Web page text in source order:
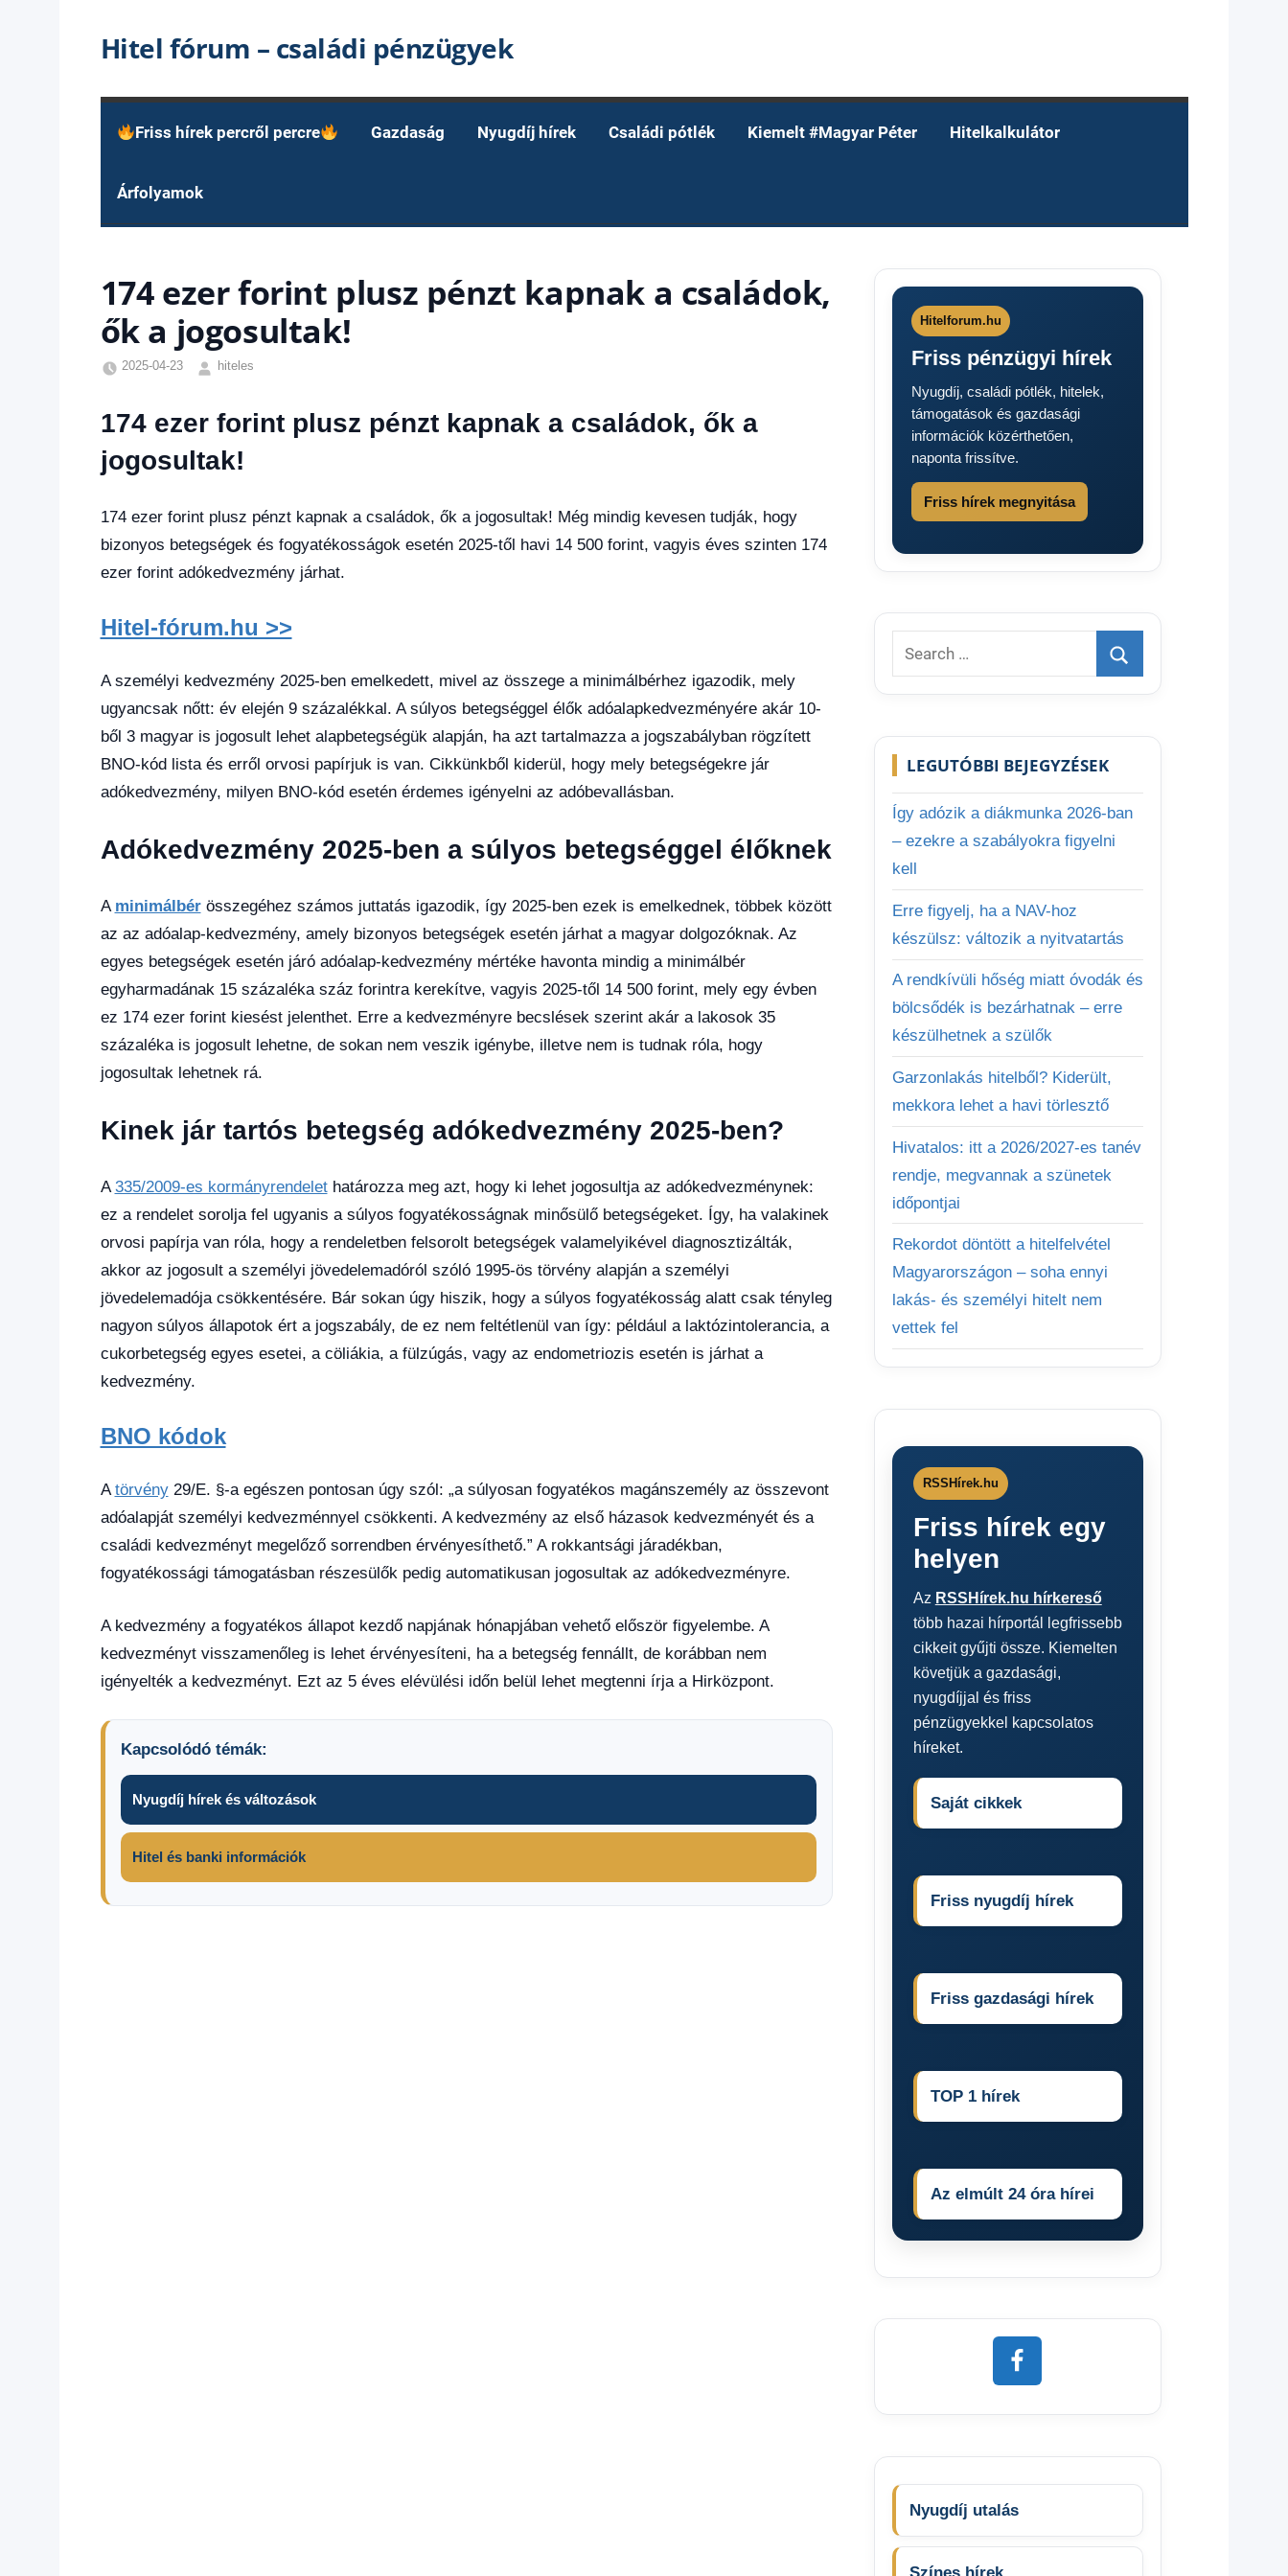
Hitel fórum – családi pénzügyek
Friss hírek percről percre Gazdaság Nyugdíj hírek Családi pótlék Kiemelt #Magyar Péter Hitelkalkulátor
Árfolyamok
174 ezer forint plusz pénzt kapnak a családok,
ők a jogosultak!
2025-04-23
hiteles
Hírek ,
174 ezer forint plusz pénzt kapnak a családok, ők a
jogosultak!
174 ezer forint plusz pénzt kapnak a családok, ők a jogosultak! Még mindig kevesen tudják, hogy
bizonyos betegségek és fogyatékosságok esetén 2025-től havi 14 500 forint, vagyis éves szinten 174
ezer forint adókedvezmény járhat.
Hitel-fórum.hu >>
A személyi kedvezmény 2025-ben emelkedett, mivel az összege a minimálbérhez igazodik, mely
ugyancsak nőtt: év elején 9 százalékkal. A súlyos betegséggel élők adóalapkedvezményére akár 10-
ből 3 magyar is jogosult lehet alapbetegségük alapján, ha azt tartalmazza a jogszabályban rögzített
BNO-kód lista és erről orvosi papírjuk is van. Cikkünkből kiderül, hogy mely betegségekre jár
adókedvezmény, milyen BNO-kód esetén érdemes igényelni az adóbevallásban.
Adókedvezmény 2025-ben a súlyos betegséggel élőknek
A minimálbér összegéhez számos juttatás igazodik, így 2025-ben ezek is emelkednek, többek között
az az adóalap-kedvezmény, amely bizonyos betegségek esetén járhat a magyar dolgozóknak. Az
egyes betegségek esetén járó adóalap-kedvezmény mértéke havonta mindig a minimálbér
egyharmadának 15 százaléka száz forintra kerekítve, vagyis 2025-től 14 500 forint, mely egy évben
ez 174 ezer forint kiesést jelenthet. Erre a kedvezményre becslések szerint akár a lakosok 35
százaléka is jogosult lehetne, de sokan nem veszik igénybe, illetve nem is tudnak róla, hogy
jogosultak lehetnek rá.
Kinek jár tartós betegség adókedvezmény 2025-ben?
A335/2009-es kormányrendelethatározza meg azt, hogy ki lehet jogosultja az adókedvezménynek:
ez a rendelet sorolja fel ugyanis a súlyos fogyatékosságnak minősülő betegségeket. Így, ha valakinek
orvosi papírja van róla, hogy a rendeletben felsorolt betegségek valamelyikével diagnosztizálták,
akkor az jogosult a személyi jövedelemadóról szóló 1995-ös törvény alapján a személyi
jövedelemadója csökkentésére. Bár sokan úgy hiszik, hogy a súlyos fogyatékosság alatt csak tényleg
nagyon súlyos állapotok ért a jogszabály, de ez nem feltétlenül van így: például a laktózintolerancia, a
cukorbetegség egyes esetei, a cöliákia, a fülzúgás, vagy az endometriozis esetén is járhat a
kedvezmény.
BNO kódok
Atörvény29/E. §-a egészen pontosan úgy szól: „a súlyosan fogyatékos magánszemély az összevont
adóalapját személyi kedvezménnyel csökkenti. A kedvezmény az első házasok kedvezményét és a
családi kedvezményt megelőző sorrendben érvényesíthető.” A rokkantsági járadékban,
fogyatékossági támogatásban részesülők pedig automatikusan jogosultak az adókedvezményre.
A kedvezmény a fogyatékos állapot kezdő napjának hónapjában vehető először figyelembe. A
kedvezményt visszamenőleg is lehet érvényesíteni, ha a betegség fennállt, de korábban nem
igényelték a kedvezményt. Ezt az 5 éves elévülési időn belül lehet megtenni írja a Hirközpont.
Kapcsolódó témák:
Nyugdíj hírek és változások
Hitel és banki információk
Hitelforum.hu
Friss pénzügyi hírek
Nyugdíj, családi pótlék, hitelek,
támogatások és gazdasági
információk közérthetően,
naponta frissítve.
Friss hírek megnyitása
Search
for:
Search
LEGUTÓBBI BEJEGYZÉSEK
Így adózik a diákmunka 2026-ban
– ezekre a szabályokra figyelni
kell
Erre figyelj, ha a NAV-hoz
készülsz: változik a nyitvatartás
A rendkívüli hőség miatt óvodák és
bölcsődék is bezárhatnak – erre
készülhetnek a szülők
Garzonlakás hitelből? Kiderült,
mekkora lehet a havi törlesztő
Hivatalos: itt a 2026/2027-es tanév
rendje, megvannak a szünetek
időpontjai
Rekordot döntött a hitelfelvétel
Magyarországon – soha ennyi
lakás- és személyi hitelt nem
vettek fel
RSSHírek.hu
Friss hírek egy
helyen
Az RSSHírek.hu hírkereső
több hazai hírportál legfrissebb
cikkeit gyűjti össze. Kiemelten
követjük a gazdasági,
nyugdíjjal és friss
pénzügyekkel kapcsolatos
híreket.
Saját cikkek
Friss nyugdíj hírek
Friss gazdasági hírek
TOP 1 hírek
Az elmúlt 24 óra hírei
Nyugdíj utalás
Színes hírek